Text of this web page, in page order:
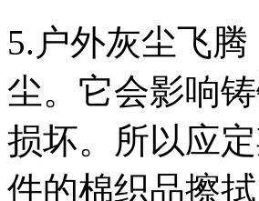
5.户外灰尘飞
尘。它会影响
损坏。所以应
件的棉织品擦拭